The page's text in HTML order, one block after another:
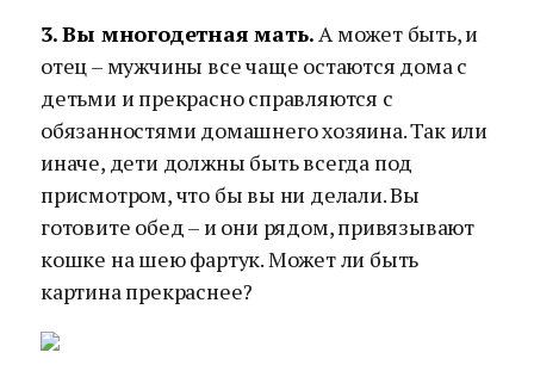
3. Вы многодетная мать.А может быть, и
отец – мужчины все чаще остаются дома с
детьми и прекрасно справляются с
обязанностями домашнего хозяина. Так или
иначе, дети должны быть всегда под
присмотром, что бы вы ни делали. Вы
готовите обед – и они рядом, привязывают
кошке на шею фартук. Может ли быть
картина прекраснее?